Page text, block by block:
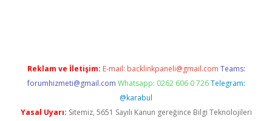
Reklam ve İletişim: E-mail: backlinkpaneli@gmail.com Teams:
forumhizmeti@gmail.com Whatsapp: 0262 606 0 726 Telegram:
@karabul
Yasal Uyarı: Sitemiz, 5651 Sayılı Kanun gereğince Bilgi Teknolojileri